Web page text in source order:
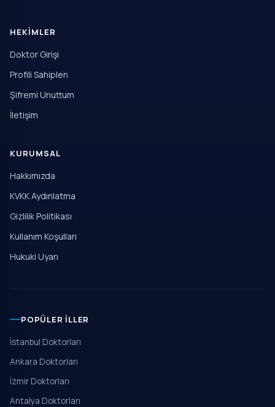
HEKIMLER
Doktor Girişi
Profili Sahiplen
Şifremi Unuttum
İletişim
KURUMSAL
Hakkımızda
KVKK Aydınlatma
Gizlilik Politikası
Kullanım Koşulları
Hukuki Uyarı
POPÜLER İLLER
İstanbul Doktorları
Ankara Doktorları
İzmir Doktorları
Antalya Doktorları